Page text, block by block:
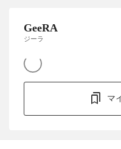
GeeRA
ジーラ
マ